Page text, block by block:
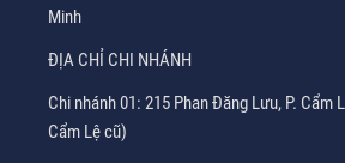
Minh
ĐỊA CHỈ CHI NHÁNH
Chi nhánh 01: 215 Phan Đăng Lưu, P. Cẩm
Cẩm Lệ cũ)